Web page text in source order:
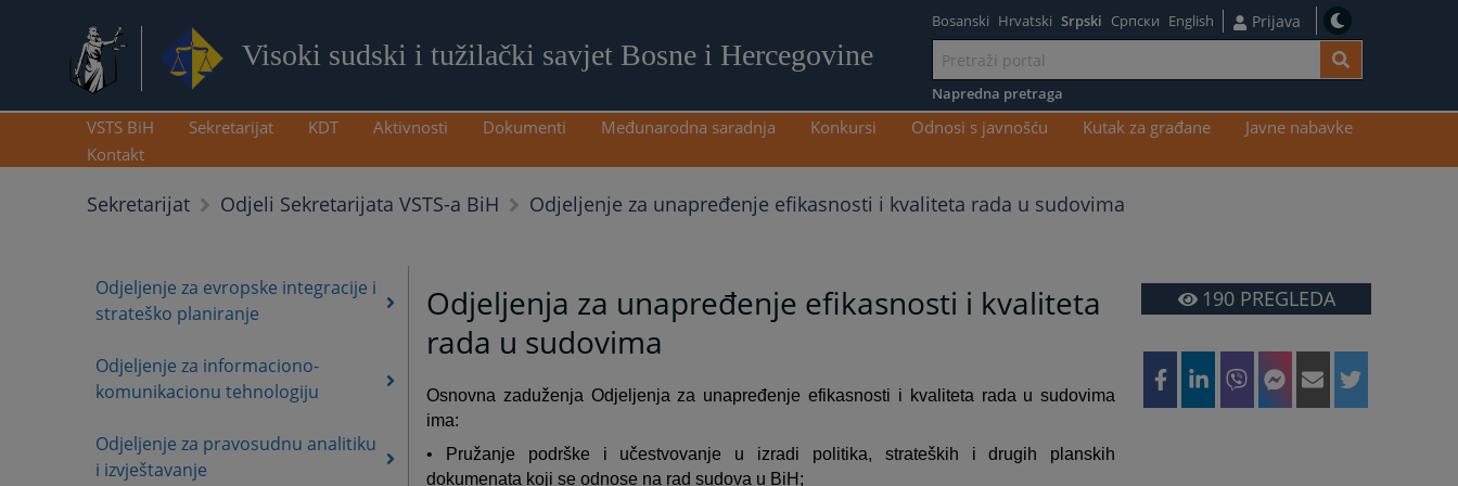
Visoki sudski i tužilački savjet Bosne i Hercegovine
sadržaj
Bosanski Hrvatski Srpski Српски English Prijava
Napredna pretraga
VSTS BiH Sekretarijat KDT Aktivnosti Dokumenti Međunarodna saradnja Konkursi Odnosi s javnošću Kutak za građane
Javne nabavke
Kontakt
Sekretarijat Odjeli Sekretarijata VSTS-a BiH Odjeljenje za unapređenje efikasnosti i kvaliteta rada u sudovima
Odjeljenje za evropske integracije i
strateško planiranje
Odjeljenje za informaciono-
komunikacionu tehnologiju
Odjeljenje za pravosudnu analitiku
i izvještavanje
Odjeljenja za unapređenje efikasnosti i kvaliteta
rada u sudovima
Osnovna zaduženja Odjeljenja za unapređenje efikasnosti i kvaliteta rada u sudovima
ima:
• Pružanje podrške i učestvovanje u izradi politika, strateških i drugih planskih
dokumenata koji se odnose na rad sudova u BiH;
190PREGLEDA